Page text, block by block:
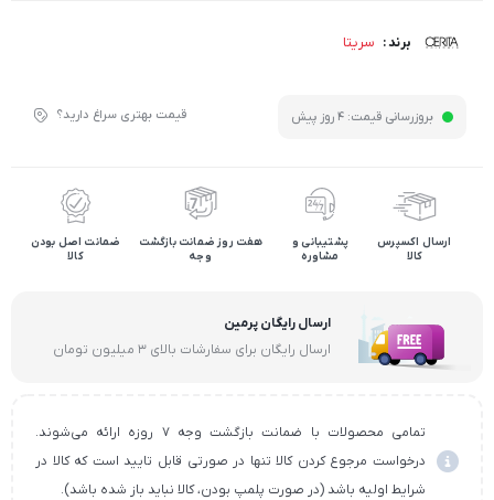
برند : سریتا
بروزرسانی قیمت: 4 روز پیش قیمت بهتری سراغ دارید؟
ارسال اکسپرس
کالا
پشتیبانی و
مشاوره
هفت روز ضمانت بازگشت
وجه
ضمانت اصل بودن
کالا
ارسال رایگان پرمین
ارسال رایگان برای سفارشات بالای ۳ میلیون تومان
تمامی محصولات با ضمانت بازگشت وجه ۷ روزه ارائه می‌شوند.
درخواست مرجوع کردن کالا تنها در صورتی قابل تایید است که کالا در
شرایط اولیه باشد (در صورت پلمپ بودن، کالا نباید باز شده باشد).